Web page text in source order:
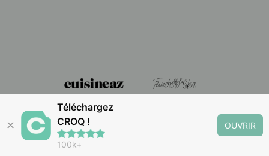
✕
Téléchargez
CROQ !
100k+
OUVRIR